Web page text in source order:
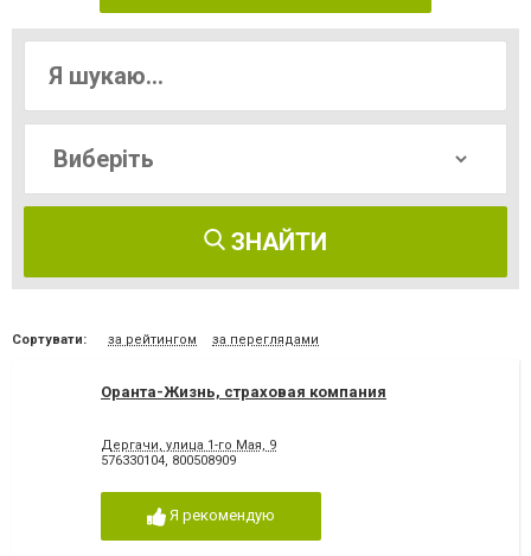
ЗНАЙТИ
Сортувати: за рейтингом за переглядами
Оранта-Жизнь, страховая компания
Дергачи, улица 1-го Мая, 9
576330104, 800508909
Я рекомендую